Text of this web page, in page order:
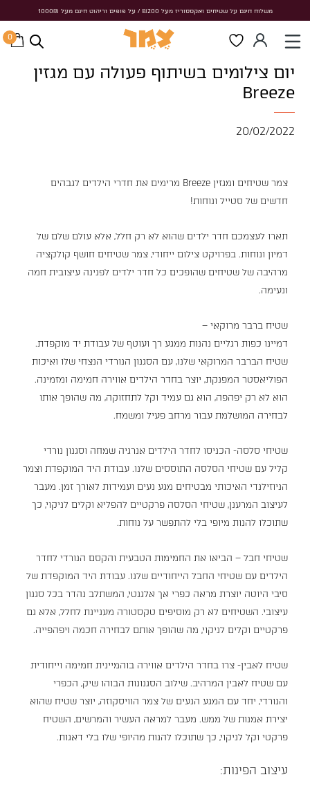
0 ראשי פרוייקטים עסקיים יום צילומים בשיתוף פעולה עם מגזין Breeze
יום צילומים בשיתוף פעולה עם מגזין
Breeze
20/02/2022
צמר שטיחים ומגזין Breeze מרימים את חדרי הילדים לגבהים
חדשים של סטייל ונוחות!
תארו לעצמכם חדר ילדים שהוא לא רק חלל, אלא עולם שלם של
דמיון ונוחות. בפרויקט צילום ייחודי, צמר שטיחים חושף קולקציה
מרהיבה של שטיחים שהופכים כל חדר ילדים לפנינה עיצובית חמה
ונעימה.
שטיח ברבר מרוקאי –
דמיינו כפות רגליים נהנות ממגע רך ועוטף של עבודת יד מוקפדת.
שטיח הברבר המרוקאי שלנו, עם הסגנון הנורדי הנצחי שלו ואיכות
הפוליאסטר המפנקת, יוצר בחדר הילדים אווירה חמימה ומזמינה.
הוא לא רק יפהפה, הוא גם עמיד וקל לתחזוקה, מה שהופך אותו
לבחירה המושלמת עבור מרחב פעיל ומשמח.
שטיחי סלסה- הכניסו לחדר הילדים אנרגיה שמחה וסגנון נורדי
קליל עם שטיחי הסלסה התוססים שלנו. עבודת היד המוקפדת וצמר
הניוזילנדי האיכותי מבטיחים מגע נעים ועמידות לאורך זמן. מעבר
לעיצוב המרענן, שטיחי הסלסה פרקטיים להפליא וקלים לניקוי, כך
שתוכלו להנות מיופי בלי להתפשר על נוחות.
שטיחי חבל – הביאו את החמימות הטבעית והקסם הנורדי לחדר
הילדים עם שטיחי החבל הייחודיים שלנו. עבודת היד המוקפדת של
סיבי היוטה יוצרת מראה כפרי אך אלגנטי, המשתלב נהדר בכל סגנון
עיצובי. השטיחים לא רק מוסיפים טקסטורה מעניינת לחלל, אלא גם
פרקטיים וקלים לניקוי, מה שהופך אותם לבחירה חכמה ויפהפייה.
שטיח לאבין- צרו בחדר הילדים אווירה בוהמיינית חמימה וייחודית
עם שטיח לאבין המרהיב. שילוב הסגנונות הבוהו שיק, הכפרי
והנורדי, יחד עם המגע הנעים של צמר הוויסקוזה, יוצר שטיח שהוא
יצירת אמנות של ממש. מעבר למראה העשיר והמרשים, השטיח
פרקטי וקל לניקוי, כך שתוכלו להנות מהיופי שלו בלי דאגות.
עיצוב הפינות:
משלוח חינם על שטיחים ואקססוריז מעל ₪200 / על פופים וריהוט חינם מעל 1000₪
משלוח חינם על שטיחים ואקססוריז מעל ₪200 / על פופים וריהוט חינם מעל 1000₪